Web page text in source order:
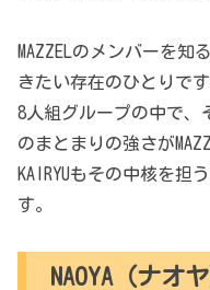
MAZZELのメンバーを
きたい存在のひとりです
8人組グループの中で、
のまとまりの強さが
KAIRYUもその中核を担
す。
NAOYA（ナオヤ